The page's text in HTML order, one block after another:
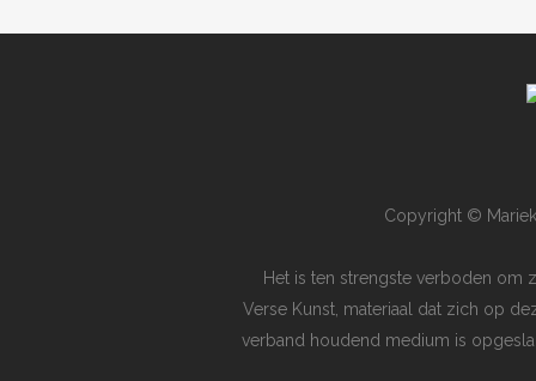
Copyright ©
Het is ten strengste verboden om
Verse Kunst, materiaal dat zich op
verband houdend medium is